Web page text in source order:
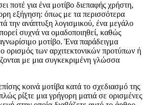
τα ίδια
ποτέ για ένα μοτίβο διεπαφής χρήστη,
εξήγηση: όπως με τα περισσότερα
την ανάπτυξη λογισμικού, ένα μεγάλο
συχνά να ομαδοποιηθεί, καθώς
μοτίβο. Ένα παράδειγμα
με μια συγκεκριμένη γλώσσα